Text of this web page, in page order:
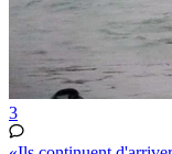
3